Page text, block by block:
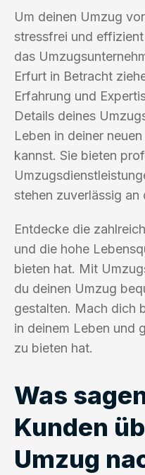
Um deinen Umzug
stressfrei und
das
Erfurt in Betracht
Erfahrung und
Details deines
Leben in deiner
kannst. Sie bieten
stehen zuverlässig an
Entdecke die
und die hohe
bieten hat. Mit
du deinen Umzug
gestalten. Mach dich
in deinem Leben und
zu bieten hat.
Was
Kunden
Umzug